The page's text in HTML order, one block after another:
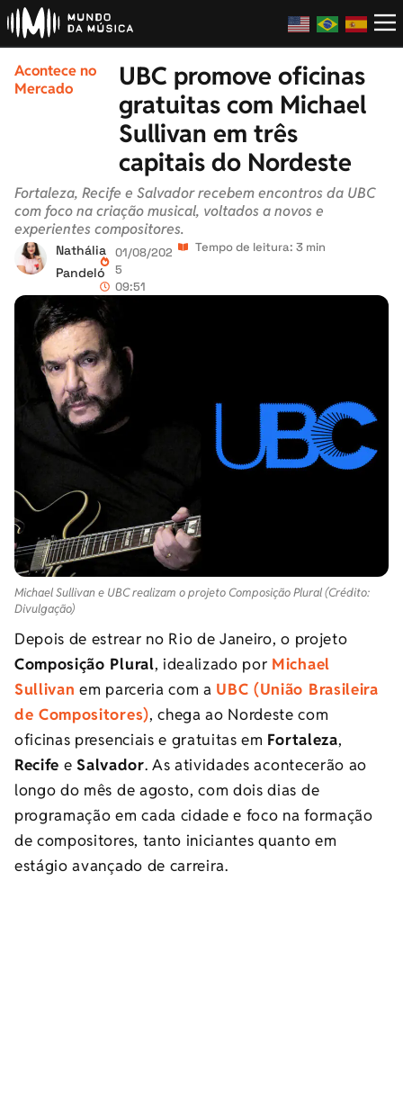
Acontece no
Mercado
UBC promove oficinas
gratuitas com Michael
Sullivan em três
capitais do Nordeste
Fortaleza, Recife e Salvador recebem encontros da UBC
com foco na criação musical, voltados a novos e
experientes compositores.
Nathália
Pandeló
01/08/202
5
09:51
Tempo de leitura: 3 min
Michael Sullivan e UBC realizam o projeto Composição Plural (Crédito:
Divulgação)
Depois de estrear no Rio de Janeiro, o projeto
Composição Plural, idealizado por Michael
Sullivan em parceria com a UBC (União Brasileira
de Compositores), chega ao Nordeste com
oficinas presenciais e gratuitas em Fortaleza,
Recife eSalvador. As atividades acontecerão ao
longo do mês de agosto, com dois dias de
programação em cada cidade e foco na formação
de compositores, tanto iniciantes quanto em
estágio avançado de carreira.